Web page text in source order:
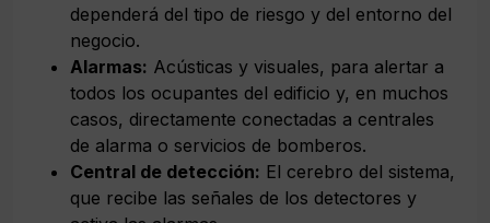
dependerá del tipo de riesgo y del entorno del
negocio.
Alarmas: Acústicas y visuales, para alertar a
todos los ocupantes del edificio y, en muchos
casos, directamente conectadas a centrales
de alarma o servicios de bomberos.
Central de detección: El cerebro del sistema,
que recibe las señales de los detectores y